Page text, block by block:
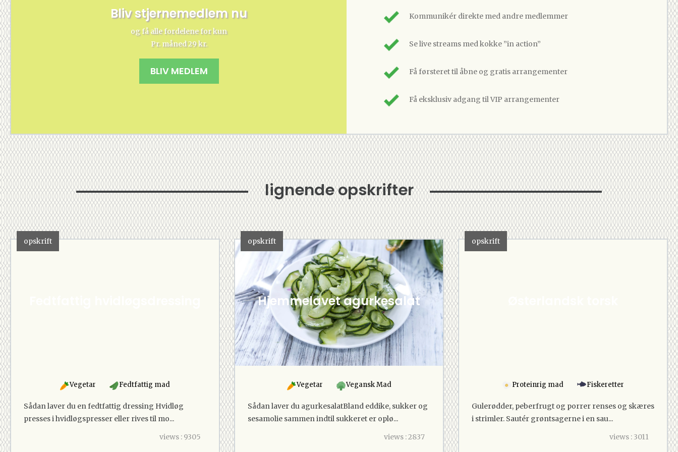
Bliv stjernemedlem nu
og få alle fordelene for kun
Pr. måned 29 kr.
BLIV MEDLEM
Kommunikér direkte med andre medlemmer
Se live streams med kokke ”in action”
Få førsteret til åbne og gratis arrangementer
Få eksklusiv adgang til VIP arrangementer
lignende opskrifter
opskrift
Vegetar Fedtfattig mad
Sådan laver du en fedtfattig dressing Hvidløg
presses i hvidløgspresser eller rives til mo...
views : 9305
opskrift
Hjemmelavet agurkesalat
Vegetar Vegansk Mad
Sådan laver du agurkesalatBland eddike, sukker og
sesamolie sammen indtil sukkeret er oplø...
views : 2837
opskrift
Proteinrig mad Fiskeretter
Gulerødder, peberfrugt og porrer renses og skæres
i strimler. Sautér grøntsagerne i en sau...
views : 3011